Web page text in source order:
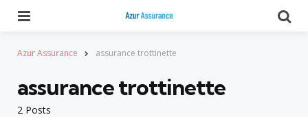
Azur Assurance assurance trottinette
2 Posts
assurance trottinette